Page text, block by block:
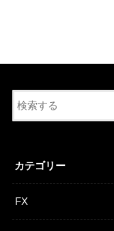
カテゴリー
FX